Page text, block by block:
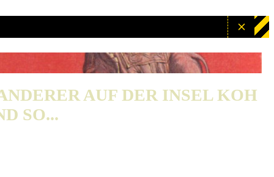
AUF DER INSEL KOH
SO...